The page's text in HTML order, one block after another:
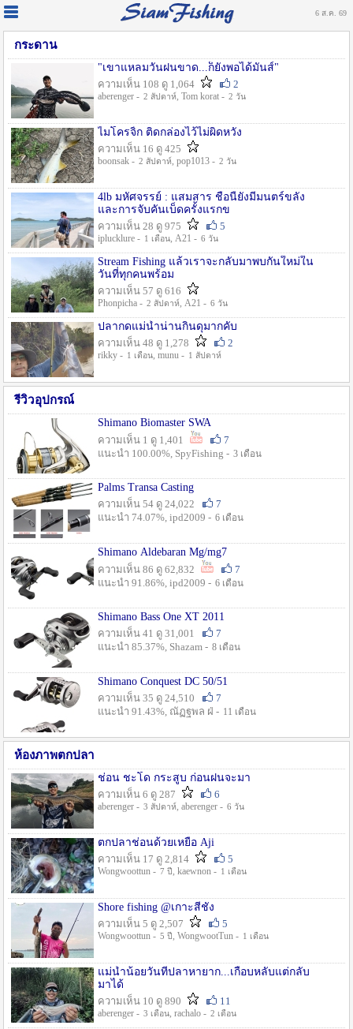
6 ส.ค. 69
กระดาน
"เขาแหลมวันฝนขาด...ก็ยังพอได้มันส์"
ความเห็น 108 ดู 1,064
2
aberenger - 2 สัปดาห์, Tom korat - 2 วัน
ไมโครจิ้ก ติดกล่องไว้ไม่ผิดหวัง
ความเห็น 16 ดู 425
boonsak - 2 สัปดาห์, pop1013 - 2 วัน
4lb มหัศจรรย์ : แสมสาร ชื่อนี้ยังมีมนตร์ขลัง
และการจับคันเบ็ดครั้งแรกข
ความเห็น 28 ดู 975
5
iplucklure - 1 เดือน, A21 - 6 วัน
Stream Fishing แล้วเราจะกลับมาพบกันใหม่ใน
วันที่ทุกคนพร้อม
ความเห็น 57 ดู 616
Phonpicha - 2 สัปดาห์, A21 - 6 วัน
ปลากดแม่น้ำน่านกินดุมากคับ
ความเห็น 48 ดู 1,278
2
rikky - 1 เดือน, munu - 1 สัปดาห์
รีวิวอุปกรณ์
Shimano Biomaster SWA
ความเห็น 1 ดู 1,401
7
แนะนำ 100.00%, SpyFishing - 3 เดือน
Palms Transa Casting
ความเห็น 54 ดู 24,022
7
แนะนำ 74.07%, ipd2009 - 6 เดือน
Shimano Aldebaran Mg/mg7
ความเห็น 86 ดู 62,832
7
แนะนำ 91.86%, ipd2009 - 6 เดือน
Shimano Bass One XT 2011
ความเห็น 41 ดู 31,001
7
แนะนำ 85.37%, Shazam - 8 เดือน
Shimano Conquest DC 50/51
ความเห็น 35 ดู 24,510
7
แนะนำ 91.43%, ณัฏฐพล ฝ่ - 11 เดือน
ห้องภาพตกปลา
ช่อน ชะโด กระสูบ ก่อนฝนจะมา
ความเห็น 6 ดู 287
6
aberenger - 3 สัปดาห์, aberenger - 6 วัน
ตกปลาช่อนด้วยเหยื่อ Aji
ความเห็น 17 ดู 2,814
5
Wongwoottun - 7 ปี , kaewnon - 1 เดือน
Shore fishing @เกาะสีชัง
ความเห็น 5 ดู 2,507
5
Wongwoottun - 5 ปี , WongwootTun - 1 เดือน
แม่น้ำน้อยวันที่ปลาหายาก...เกือบหลับแต่กลับ
มาได้
ความเห็น 10 ดู 890
11
aberenger - 3 เดือน, rachalo - 2 เดือน